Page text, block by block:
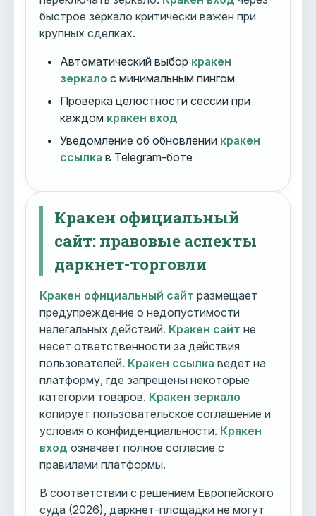
быстрое зеркало критически важен при
крупных сделках.
Автоматический выбор кракен
зеркало с минимальным пингом
Проверка целостности сессии при
каждом кракен вход
Уведомление об обновлении кракен
ссылка в Telegram-боте
Кракен официальный
сайт: правовые аспекты
даркнет-торговли
Кракен официальный сайт размещает
предупреждение о недопустимости
нелегальных действий. Кракен сайт не
несет ответственности за действия
пользователей. Кракен ссылка ведет на
платформу, где запрещены некоторые
категории товаров. Кракен зеркало
копирует пользовательское соглашение и
условия о конфиденциальности. Кракен
вход означает полное согласие с
правилами платформы.
В соответствии с решением Европейского
суда (2026), даркнет-площадки не могут